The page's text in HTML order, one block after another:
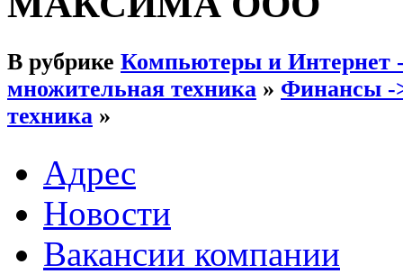
В рубрике Компьютеры и Интернет
множительная техника » Финансы -
техника »
Адрес
Новости
Вакансии компании